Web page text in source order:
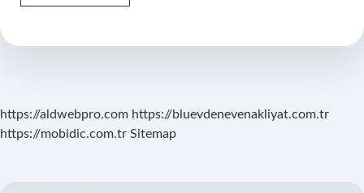
Gecesi
Namaz
https://aldwebpro.com https://bluevdenevenakliyat.com.tr
https://mobidic.com.tr Sitemap